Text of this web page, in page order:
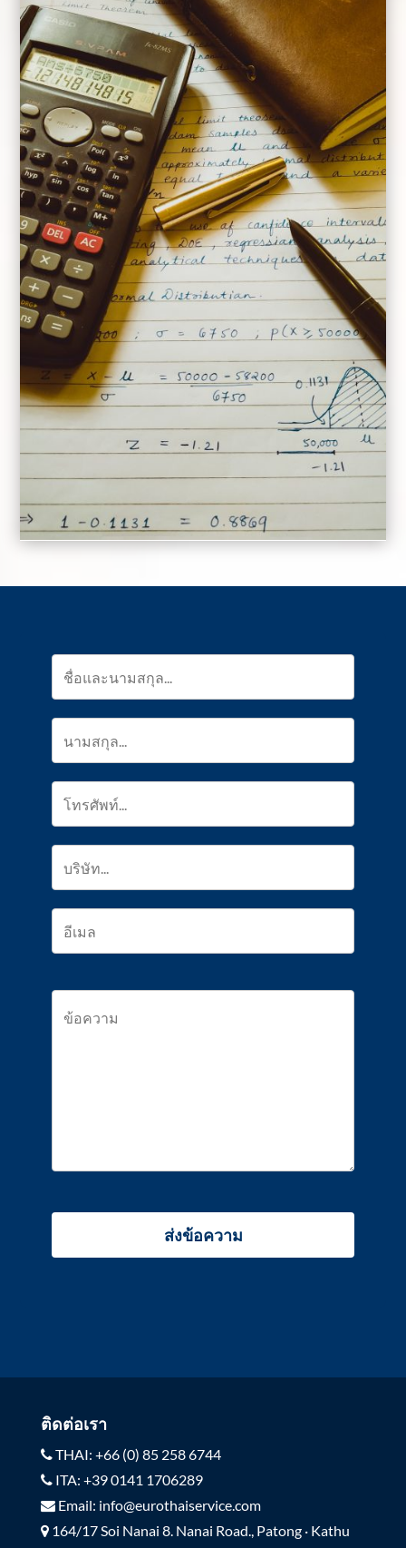
ติดต่อเรา
THAI: +66 (0) 85 258 6744
ITA: +39 0141 1706289
Email: info@eurothaiservice.com
164/17 Soi Nanai 8. Nanai Road., Patong · Kathu